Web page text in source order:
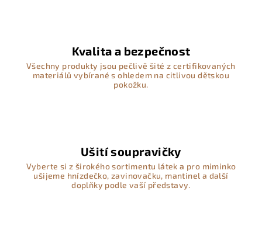
Kvalita a bezpečnost
Všechny produkty jsou pečlivě šité z certifikovaných
materiálů vybírané s ohledem na citlivou dětskou
pokožku.
Ušití soupravičky
Vyberte si z širokého sortimentu látek a pro miminko
ušijeme hnízdečko, zavinovačku, mantinel a další
doplňky podle vaší představy.